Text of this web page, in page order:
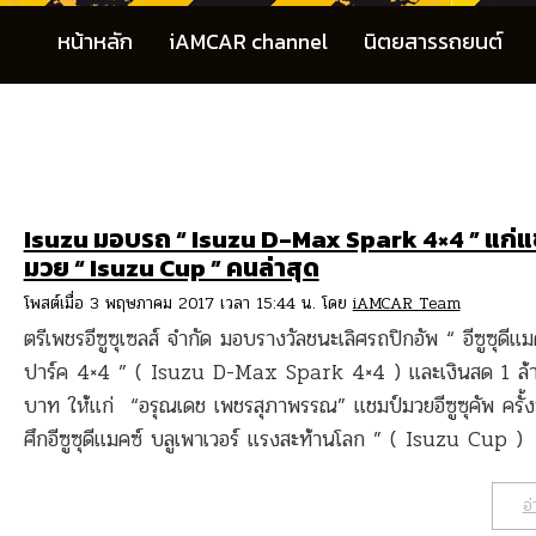
หน้าหลัก iAMCAR channel นิตยสารรถยนต์
Isuzu มอบรถ “ Isuzu D-Max Spark 4×4 ” แก่
มวย “ Isuzu Cup ” คนล่าสุด
โพสต์เมื่อ 3 พฤษภาคม 2017 เวลา 15:44 น. โดย iAMCAR Team
ตรีเพชรอีซูซุเซลส์ จำกัด มอบรางวัลชนะเลิศรถปิกอัพ “ อีซูซุดีแ
ปาร์ค 4×4 ” ( Isuzu D-Max Spark 4×4 ) และเงินสด 1 ล้
บาท ให้แก่ “อรุณเดช เพชรสุภาพรรณ” แชมป์มวยอีซูซุคัพ ครั้
ศึกอีซูซุดีแมคซ์ บลูเพาเวอร์ แรงสะท้านโลก ” ( Isuzu Cup )